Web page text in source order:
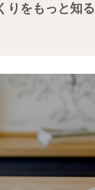
りをもっと知る